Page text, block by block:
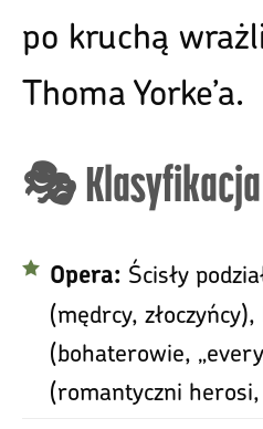
po kruchą
Thoma Yorke’a.
🎭 Klasyfikacja
Opera: Ścisły
(mędrcy,
(bohaterowie,
(romantyczni